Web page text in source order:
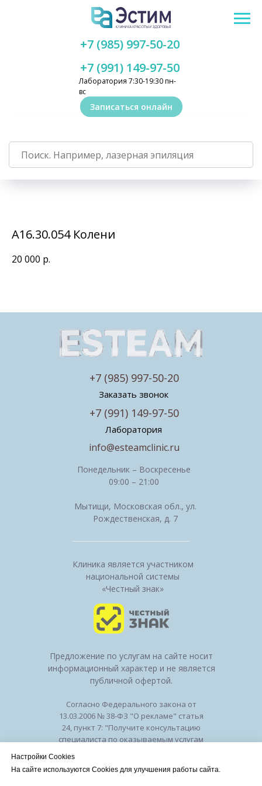
Лаборатория 7:30-19:30 пн-
вс
+7 (991) 149-97-50
+7 (985) 997-50-20
Записаться онлайн
А16.30.054 Колени
20 000 р.
Клиника является участником
национальной системы
«Честный знак»
Понедельник – Воскресенье
09:00 – 21:00
Мытищи, Московская обл., ул.
Рождественская, д. 7
Заказать звонок
Лаборатория
info@esteamclinic.ru
+7 (991) 149-97-50
+7 (985) 997-50-20
Предложение по услугам на сайте носит
информационный характер и не является
публичной офертой.
Согласно Федерального закона от
13.03.2006 № 38-ФЗ "О рекламе" статья
24, пункт 7: "Получите консультацию
специалиста по оказываемым услугам
медицинской деятельности № ЛО-50-01-
Настройки Cookies
На сайте используются Cookies для улучшения работы сайта.